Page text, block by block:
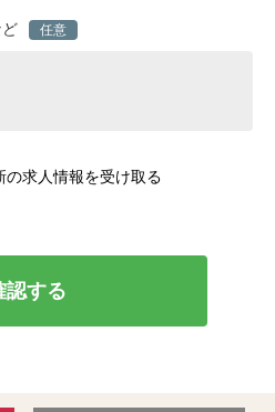
任意
の求人情報を受け取る
認する